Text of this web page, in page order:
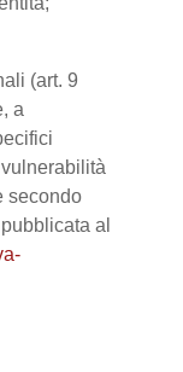
(art. 9
a
secondo
pubblicata al